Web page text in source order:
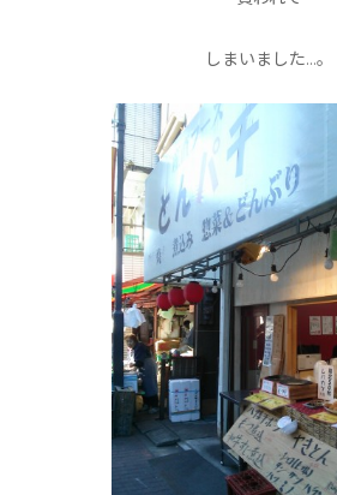
しまいました…。